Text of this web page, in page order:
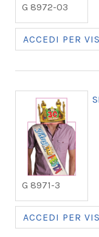
G 8972-03
ACCEDI PER
G 8971-3
ACCEDI PER